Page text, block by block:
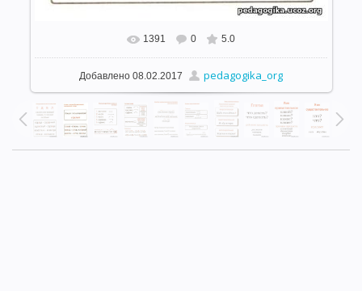
В реальном размере 500x688
1391 0 5.0
Добавлено 08.02.2017 pedagogika_org